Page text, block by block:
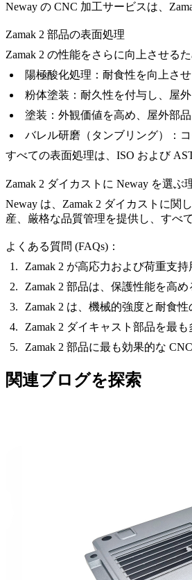
Neway の CNC 加工サービスは、
Zamak 2 部品の表面処理
Zamak 2 の性能をさらに向上させる
陽極酸化処理 ： 耐食性を向上さ
粉体塗装 ： 耐久性を付与し、屋
塗装 ： 外観価値を高め、屋外部
バレル研磨（タンブリング）
：
すべての表面処理は、ISO および
Zamak 2 ダイカストに Neway を選ぶ
Neway は、 Zamak 2 ダイカスト に関し
産、厳格な品質管理を提供し、すべ
よくある質問 (FAQs)：
Zamak 2 が高応力および荷重支
Zamak 2 部品は、保護性能を高
Zamak 2 は、機械的強度と耐食
Zamak 2 ダイキャスト部品を最
Zamak 2 部品に最も効果的な
関連ブログを探索